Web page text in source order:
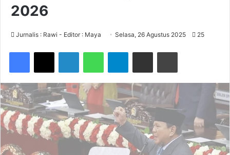
2026
Jurnalis : Rawi - Editor : Maya Selasa, 26 Agustus 2025 25
Telegram